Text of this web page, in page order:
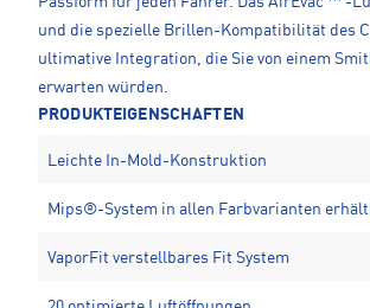
und die spezielle Brillen-Kompatibilität des
ultimative Integration, die Sie von einem
erwarten würden.
PRODUKTEIGENSCHAFTEN
Leichte In-Mold-Konstruktion
Mips®-System in allen Farbvarianten
VaporFit verstellbares Fit System